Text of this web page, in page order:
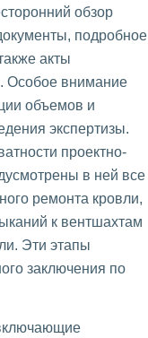
обзор
подробное
акты
Особое внимание
объемов и
экспертизы.
проектно-
в ней все
ремонта кровли,
к вентшахтам
Эти этапы
заключения по